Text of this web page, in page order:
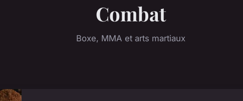
Combat
Boxe, MMA et arts martiaux